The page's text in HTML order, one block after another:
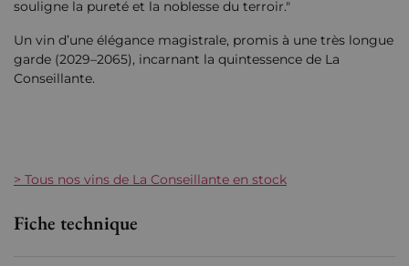
souligne la pureté et la noblesse du terroir."
Un vin d’une élégance magistrale, promis à une très longue
garde (2029–2065), incarnant la quintessence de La
Conseillante.
> Tous nos vins de La Conseillante en stock
Fiche technique